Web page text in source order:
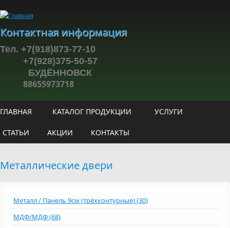
Контактная информация
Тел. +7(918)873-77-10
+7(928)375-50-57
БУДЁННОВСК
88655973718
ГЛАВНАЯ КАТАЛОГ ПРОДУКЦИИ УСЛУГИ
СТАТЬИ АКЦИИ КОНТАКТЫ
Металлические двери
Металл / Панель 9см (трёхконтурные) (30)
МДФ/МДФ (68)